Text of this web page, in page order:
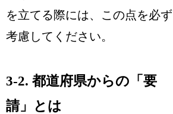
を立てる際には、この点を必ず
考慮してください。
3-2. 都道府県からの「要
請」とは